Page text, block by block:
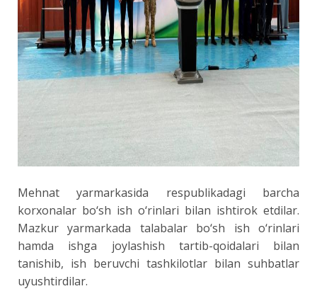
Mehnat yarmarkasida respublikadagi barcha
korxonalar bo‘sh ish o‘rinlari bilan ishtirok etdilar.
Mazkur yarmarkada talabalar bo‘sh ish o‘rinlari
hamda ishga joylashish tartib-qoidalari bilan
tanishib, ish beruvchi tashkilotlar bilan suhbatlar
uyushtirdilar.